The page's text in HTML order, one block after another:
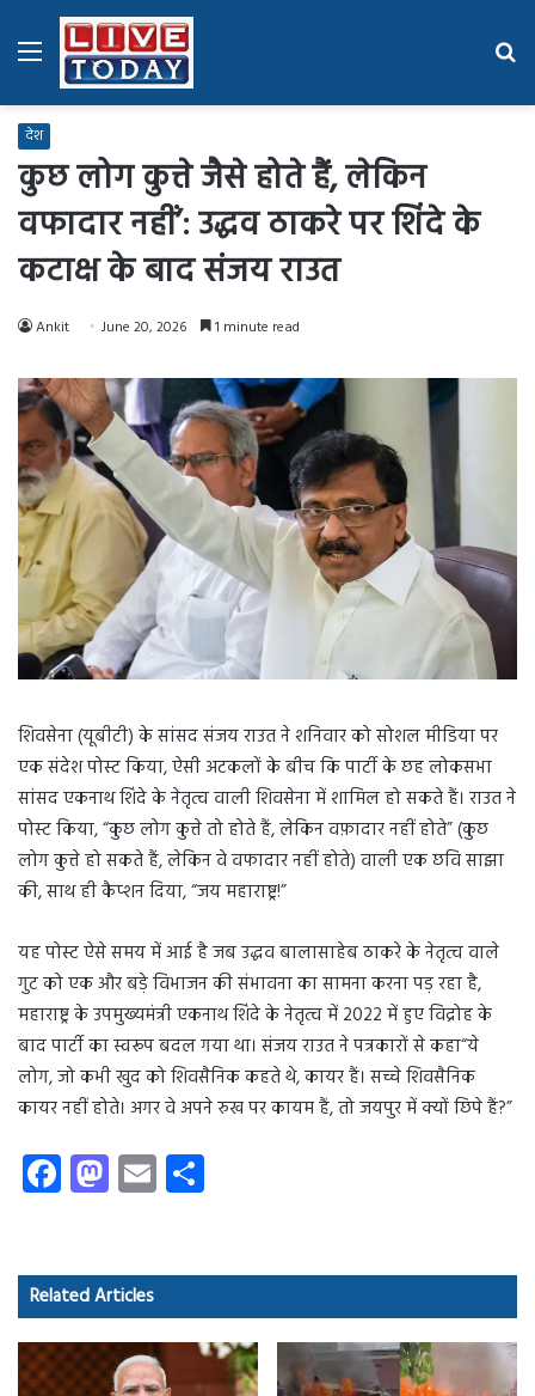
Menu
देश
कुछ लोग कुत्ते जैसे होते हैं, लेकिन
वफादार नहीं’: उद्धव ठाकरे पर शिंदे के
कटाक्ष के बाद संजय राउत
Ankit June 20, 2026 1 minute read
शिवसेना (यूबीटी) के सांसद संजय राउत ने शनिवार को सोशल मीडिया पर
एक संदेश पोस्ट किया, ऐसी अटकलों के बीच कि पार्टी के छह लोकसभा
सांसद एकनाथ शिंदे के नेतृत्व वाली शिवसेना में शामिल हो सकते हैं। राउत ने
पोस्ट किया, “कुछ लोग कुत्ते तो होते हैं, लेकिन वफ़ादार नहीं होते” (कुछ
लोग कुत्ते हो सकते हैं, लेकिन वे वफादार नहीं होते) वाली एक छवि साझा
की, साथ ही कैप्शन दिया, “जय महाराष्ट्र!”
यह पोस्ट ऐसे समय में आई है जब उद्धव बालासाहेब ठाकरे के नेतृत्व वाले
गुट को एक और बड़े विभाजन की संभावना का सामना करना पड़ रहा है,
महाराष्ट्र के उपमुख्यमंत्री एकनाथ शिंदे के नेतृत्व में 2022 में हुए विद्रोह के
बाद पार्टी का स्वरूप बदल गया था। संजय राउत ने पत्रकारों से कहा“ये
लोग, जो कभी खुद को शिवसैनिक कहते थे, कायर हैं। सच्चे शिवसैनिक
कायर नहीं होते। अगर वे अपने रुख पर कायम हैं, तो जयपुर में क्यों छिपे हैं?”
Fa
ce
o
ok
M
as
d
o
n
E
m
Related Articles